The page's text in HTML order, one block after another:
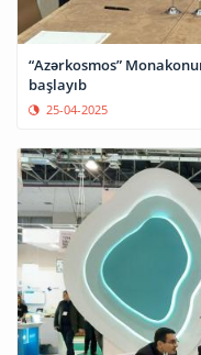
“Azərkosmos”
başlayıb
25-04-2025